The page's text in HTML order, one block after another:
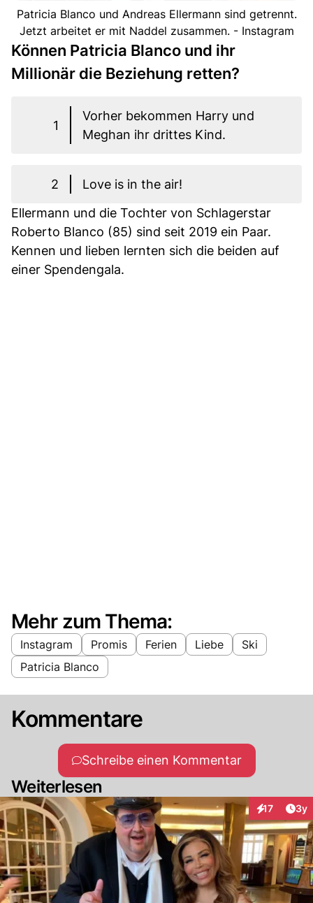
Patricia Blanco und Andreas Ellermann sind getrennt.
Jetzt arbeitet er mit Naddel zusammen. - Instagram
Können Patricia Blanco und ihr
Millionär die Beziehung retten?
1
Vorher bekommen Harry und
Meghan ihr drittes Kind.
2
Love is in the air!
Ellermann und die Tochter von Schlagerstar
Roberto Blanco (85) sind seit 2019 ein Paar.
Kennen und lieben lernten sich die beiden auf
einer Spendengala.
Mehr zum Thema:
Instagram Promis Ferien Liebe
Ski
Patricia Blanco
Kommentare
Schreibe einen Kommentar
Weiterlesen
17 3y